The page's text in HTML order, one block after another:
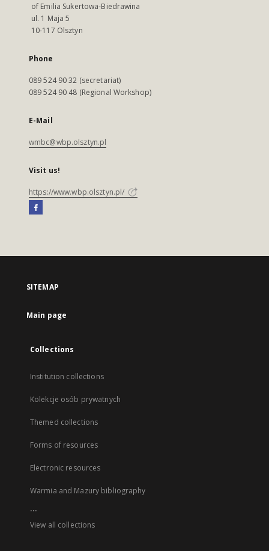
of Emilia Sukertowa-Biedrawina
ul. 1 Maja 5
10-117 Olsztyn
Phone
089 524 90 32 (secretariat)
089 524 90 48 (Regional Workshop)
E-Mail
wmbc@wbp.olsztyn.pl
Visit us!
https://www.wbp.olsztyn.pl/
SITEMAP
Main page
Collections
Institution collections
Kolekcje osób prywatnych
Themed collections
Forms of resources
Electronic resources
Warmia and Mazury bibliography
...
View all collections